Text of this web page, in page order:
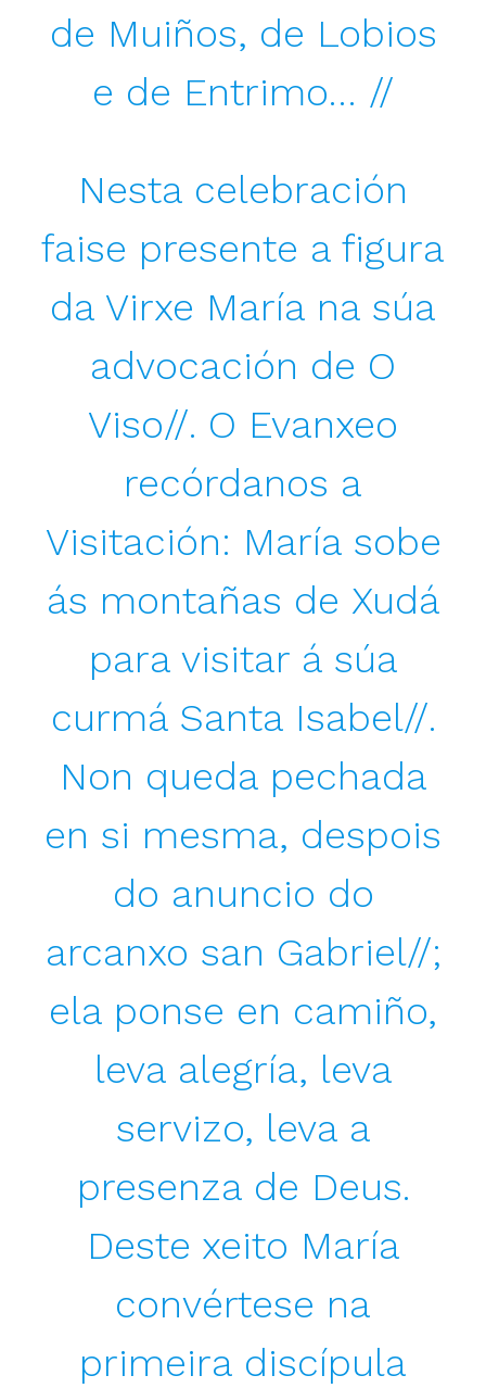
de Muiños, de Lobios
e de Entrimo… //
Nesta celebración
faise presente a figura
da Virxe María na súa
advocación de O
Viso//. O Evanxeo
recórdanos a
Visitación: María sobe
ás montañas de Xudá
para visitar á súa
curmá Santa Isabel//.
Non queda pechada
en si mesma, despois
do anuncio do
arcanxo san Gabriel//;
ela ponse en camiño,
leva alegría, leva
servizo, leva a
presenza de Deus.
Deste xeito María
convértese na
primeira discípula